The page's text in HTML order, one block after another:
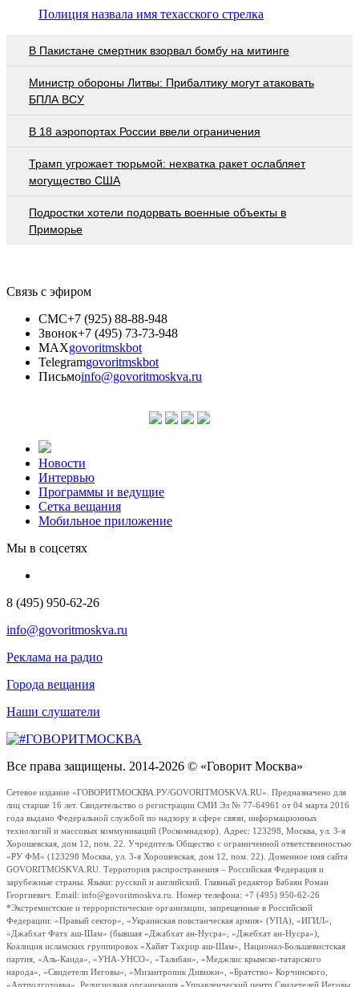
Полиция назвала имя техасского стрелка
В Пакистане смертник взорвал бомбу на митинге
Министр обороны Литвы: Прибалтику могут атаковать
БПЛА ВСУ
В 18 аэропортах России ввели ограничения
Трамп угрожает тюрьмой: нехватка ракет ослабляет
могущество США
Подростки хотели подорвать военные объекты в
Приморье
Связь с эфиром
СМС+7 (925) 88-88-948
Звонок+7 (495) 73-73-948
MAXgovoritmskbot
Telegramgovoritmskbot
Письмоinfo@govoritmoskva.ru
Новости
Интервью
Программы и ведущие
Сетка вещания
Мобильное приложение
Мы в соцсетях
8 (495) 950-62-26
info@govoritmoskva.ru
Реклама на радио
Города вещания
Наши слушатели
Все права защищены. 2014-2026 © «Говорит Москва»
Сетевое издание «ГОВОРИТМОСКВА.РУ/GOVORITMOSKVA.RU». Предназначено для
лиц старше 16 лет. Свидетельство о регистрации СМИ Эл № 77-64961 от 04 марта 2016
года выдано Федеральной службой по надзору в сфере связи, информационных
технологий и массовых коммуникаций (Роскомнадзор). Адрес: 123298, Москва, ул. 3-я
Хорошевская, дом 12, пом. 22. Учредитель Общество с ограниченной ответственностью
«РУ ФМ» (123298 Москва, ул. 3-я Хорошевская, дом 12, пом. 22). Доменное имя сайта
GOVORITMOSKVA.RU. Территория распространения – Российская Федерация и
зарубежные страны. Языки: русский и английский. Главный редактор Бабаян Роман
Георгиевич. Email: info@govoritmoskva.ru. Номер телефона: +7 (495) 950-62-26
*Экстремистские и террористические организации, запрещенные в Российской
Федерации: «Правый сектор», «Украинская повстанческая армия» (УПА), «ИГИЛ»,
«Джабхат Фатх аш-Шам» (бывшая «Джабхат ан-Нусра», «Джебхат ан-Нусра»),
Коалиция исламских группировок «Хайят Тахрир аш-Шам», Национал-Большевистская
партия, «Аль-Каида», «УНА-УНСО», «Талибан», «Меджлис крымско-татарского
народа», «Свидетели Иеговы», «Мизантропик Дивижн», «Братство» Корчинского,
«Артподготовка», Религиозная организация «Управленческий центр Свидетелей Иеговы